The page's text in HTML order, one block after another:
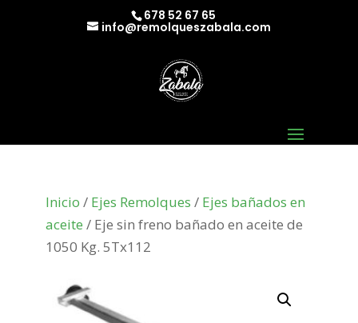
678 52 67 65
info@remolqueszabala.com
Inicio / Ejes Remolques / Ejes bañados en
aceite / Eje sin freno bañado en aceite de
1050 Kg. 5Tx112